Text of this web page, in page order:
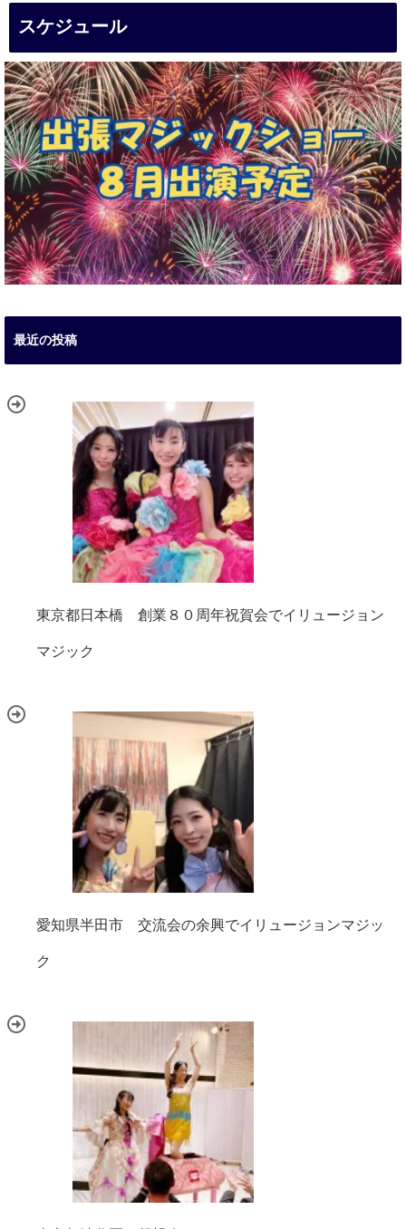
スケジュール
最近の投稿
東京都日本橋 創業８０周年祝賀会でイリュージョン
マジック
愛知県半田市 交流会の余興でイリュージョンマジッ
ク